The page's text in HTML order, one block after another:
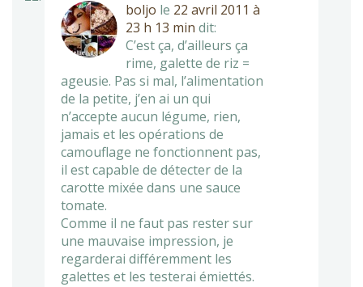
boljo le 22 avril 2011 à
23 h 13 min dit:
C’est ça, d’ailleurs ça
rime, galette de riz =
ageusie. Pas si mal, l’alimentation
de la petite, j’en ai un qui
n’accepte aucun légume, rien,
jamais et les opérations de
camouflage ne fonctionnent pas,
il est capable de détecter de la
carotte mixée dans une sauce
tomate.
Comme il ne faut pas rester sur
une mauvaise impression, je
regarderai différemment les
galettes et les testerai émiettés.